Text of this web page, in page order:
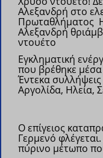
Αλεξανδρή στο
Πρωταθλήματος
Αλεξανδρή
ντουέτο
Εγκληματική
που βρέθηκε
Έντεκα
Αργολίδα, Ηλεία,
Ο επίγειος
Γερμενό
πύρινο μέτωπο